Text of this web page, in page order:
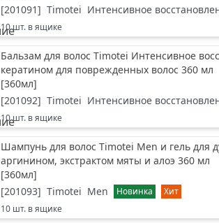
[201091] Timotei Интенсивное
10шт. в ящике
Бальзам для волос Timotei Интенсивное
кератином для поврежденных волос 360 мл
[360мл]
[201092] Timotei Интенсивное
10шт. в ящике
Шампунь для волос Timotei Men и гель для
аргинином, экстрактом мяты и алоэ 360 мл
[360мл]
[201093] Timotei Men Новинка
Хит
10 шт. в ящике